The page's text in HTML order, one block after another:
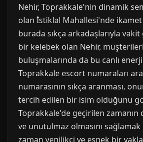
Nehir, Toprakkale'nin dinamik
olan İstiklal Mahallesi'nde
burada sıkça arkadaşlarıyla vakit
bir kelebek olan Nehir,
buluşmalarında da bu canlı
Toprakkale escort numaraları
numarasının sıkça aranması,
tercih edilen bir isim olduğunu
Toprakkale'de geçirilen zamanın
ve unutulmaz olmasını
zaman yenilikçi ve esnek bir